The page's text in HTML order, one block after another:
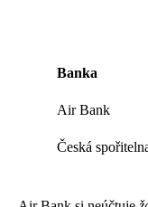
Banka
Air Bank
Česká